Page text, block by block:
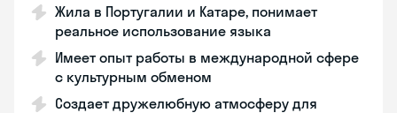
Жила в Португалии и Катаре, понимает
реальное использование языка
Имеет опыт работы в международной сфере
с культурным обменом
Создает дружелюбную атмосферу для